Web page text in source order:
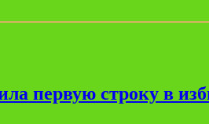
первую строку в